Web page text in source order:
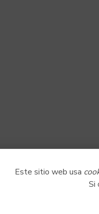
Este sitio web usa
Si